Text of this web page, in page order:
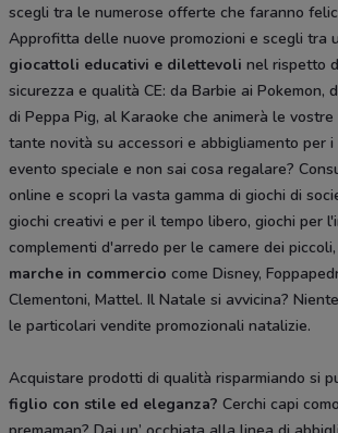
scegli tra le numerose offerte che faranno
Approfitta delle nuove promozioni e scegli tra
giocattoli educativi e dilettevoli nel rispetto
sicurezza e qualità CE: da Barbie ai Pokemon,
di Peppa Pig, al Karaoke che animerà le
tante novità su accessori e abbigliamento per
evento speciale e non sai cosa regalare?
online e scopri la vasta gamma di giochi di
giochi creativi e per il tempo libero, giochi per
complementi d'arredo per le camere dei
marche in commercio come Disney,
Clementoni, Mattel. Il Natale si avvicina?
le particolari vendite promozionali natalizie.
Acquistare prodotti di qualità risparmiando si
figlio con stile ed eleganza? Cerchi capi